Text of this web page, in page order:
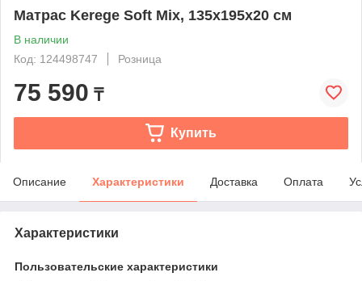
Матрас Kerege Soft Mix, 135x195x20 см
В наличии
Код: 124498747
Розница
75 590 ₸
Купить
Описание Характеристики Доставка Оплата
Характеристики
Пользовательские характеристики